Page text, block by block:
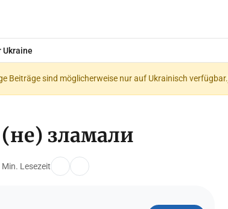
Ukraine
Beiträge sind möglicherweise nur auf Ukrainisch verfügbar.
зламали
Min. Lesezeit